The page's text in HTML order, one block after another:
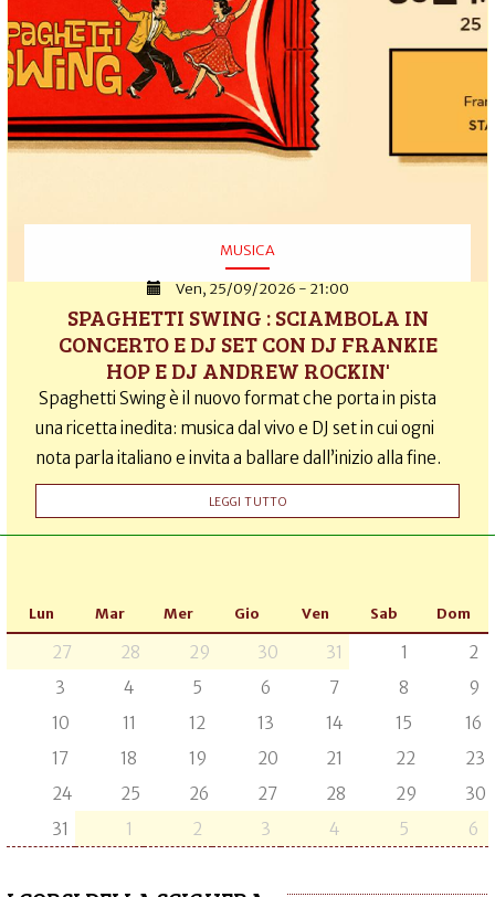
MUSICA
Ven, 25/09/2026 - 21:00
SPAGHETTI SWING : SCIAMBOLA IN
CONCERTO E DJ SET CON DJ FRANKIE
HOP E DJ ANDREW ROCKIN'
Spaghetti Swing è il nuovo format che porta in pista
una ricetta inedita: musica dal vivo e DJ set in cui ogni
nota parla italiano e invita a ballare dall’inizio alla fine.
LEGGI TUTTO
Lun Mar Mer Gio Ven Sab Dom
27 28 29 30 31 1
2
3
4 5 6 7 8
9
10
11 12 13 14 15
16
17
18 19 20 21 22
23
24
25 26 27 28 29
30
31
1 2 3 4 5 6